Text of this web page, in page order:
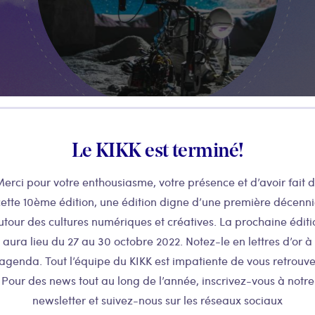
Le KIKK est terminé!
pour votre enthousiasme, votre présence et d’avoir fait
10ème édition, une édition digne d’une première
des cultures numériques et créatives. La prochaine
aura lieu du 27 au 30 octobre 2022. Notez-le en lettres d’or à
Tout l’équipe du KIKK est impatiente de vous
Pour des news tout au long de l’année, inscrivez-vous à notre
newsletter et suivez-nous sur les réseaux sociaux
Hervé Verloes -
Poolpio
(UNREAL) AU SERVICE DE L'INDUSTRIE
DU SPECTACLE, MUSÉES & JEUX VIDÉO).